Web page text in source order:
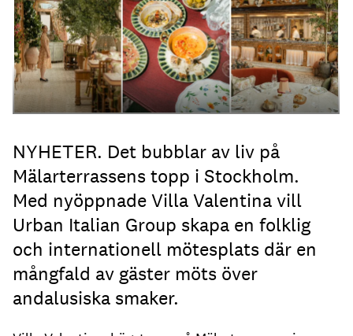
NYHETER. Det bubblar av liv på
Mälarterrassens topp i Stockholm.
Med nyöppnade Villa Valentina vill
Urban Italian Group skapa en folklig
och internationell mötesplats där en
mångfald av gäster möts över
andalusiska smaker.